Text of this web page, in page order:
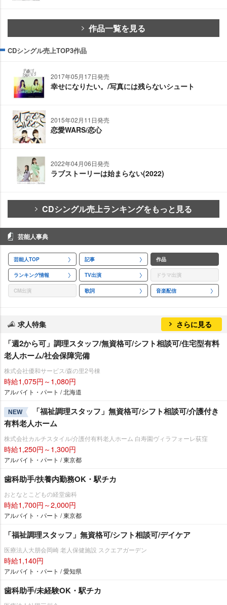
作品一覧を見る
CDシングル売上TOP3作品
2017年05月17日発売
幸せになりたい。/写真には残らないシュート
2015年02月11日発売
恋愛WARS/恋心
2022年04月06日発売
ラブストーリーは始まらない(2022)
CDシングル売上ランキングをもっと見る
芸能人事典
芸能人TOP 記事 作品
ランキング情報 TV出演 ドラマ出演
CM出演 歌詞 音楽配信
求人特集 さらに見る
「週2から可」調理スタッフ/無資格可/シフト相談可/住宅型有料
老人ホーム/社会保障完備
株式会社優和サービス/森の里2号棟
時給1,075円～1,080円
アルバイト・パート / 北海道
NEW
「福祉調理スタッフ」無資格可/シフト相談可/介護付き
有料老人ホーム
株式会社カルチスタイル/介護付有料老人ホーム 白寿園ヴィラフォーレ荻窪
時給1,250円～1,300円
アルバイト・パート / 東京都
歯科助手/扶養内勤務OK・駅チカ
おとなとこどもの経堂歯科
時給1,700円～2,000円
アルバイト・パート / 東京都
「福祉調理スタッフ」無資格可/シフト相談可/デイケア
医療法人大朋会岡崎 老人保健施設 スクエアガーデン
時給1,140円
アルバイト・パート / 愛知県
歯科助手/未経験OK・駅チカ